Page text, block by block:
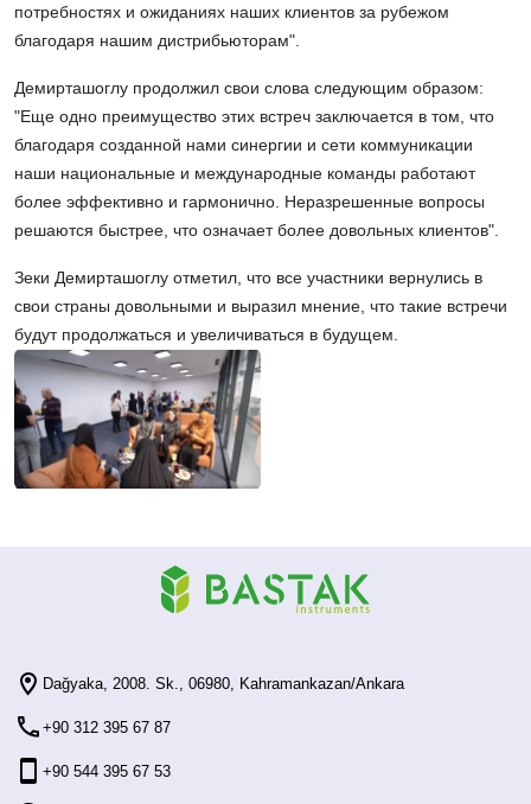
потребностях и ожиданиях наших клиентов за рубежом
благодаря нашим дистрибьюторам".
Демирташоглу продолжил свои слова следующим образом:
"Еще одно преимущество этих встреч заключается в том, что
благодаря созданной нами синергии и сети коммуникации
наши национальные и международные команды работают
более эффективно и гармонично. Неразрешенные вопросы
решаются быстрее, что означает более довольных клиентов".
Зеки Демирташоглу отметил, что все участники вернулись в
свои страны довольными и выразил мнение, что такие встречи
будут продолжаться и увеличиваться в будущем.
Dağyaka, 2008. Sk., 06980, Kahramankazan/Ankara
+90 312 395 67 87
+90 544 395 67 53